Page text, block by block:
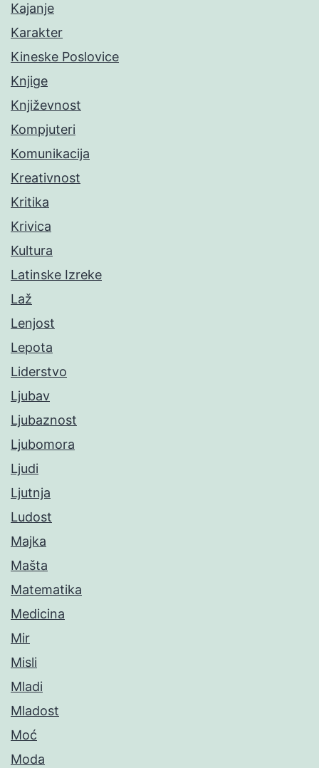
Kajanje
Karakter
Kineske Poslovice
Knjige
Književnost
Kompjuteri
Komunikacija
Kreativnost
Kritika
Krivica
Kultura
Latinske Izreke
Laž
Lenjost
Lepota
Liderstvo
Ljubav
Ljubaznost
Ljubomora
Ljudi
Ljutnja
Ludost
Majka
Mašta
Matematika
Medicina
Mir
Misli
Mladi
Mladost
Moć
Moda